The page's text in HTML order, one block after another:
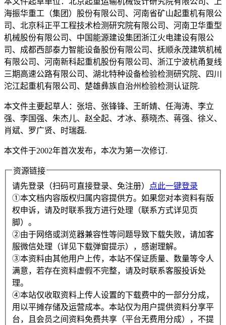
海振华重工（集团）股份有限公司、河南省矿山起重机有限公
司、北京科正平工程技术检测研究院有限公司、河南卫华重型
机械股份有限公司、中国能源建设集团浙江火电建设有限公
司、成都西部泰力智能设备股份有限公司、抚顺永茂建筑机械
有限公司、河南新科起重机股份有限公司、浙江宁波杭甬复线
三期高速公路有限公司、湖北特种设备检验检测研究院、四川
沱江起重机有限公司、楚雄彝族自治州检验检测认证院.
本文件主要起草人：张培、张锋锋、王昕婧、任海涛、李立
强、李国强、朱杰儿、赵全起、才冰、蔡晓杰、蒋强、徐义、
肖斌、罗广贤、时瑞磊.
本文件于2002年首次发布，本次为第一次修订.
资源链接
请先登录（扫码可直接登录、免注册）
点此一键登录
①本文档内容版权归属内容提供方。如果您对本资料有版
权申诉，请及时联系我方进行处理（联系方式详见页
脚）。
②由于网络或浏览器兼容性等问题导致下载失败，请加客
服微信处理（详见下载弹窗提示），感谢理解。
③本资料由其他用户上传，本站不保证质量、数量等令人
满意，若存在资料虚假不完整，请及时联系客服投诉处
理。
④本站仅收取资料上传人设置的下载费中的一部分分成，
用以平摊存储及运营成本。本站仅为用户提供资料分享平
台，且会员之间资料免费共享（平台无费用分成），不提